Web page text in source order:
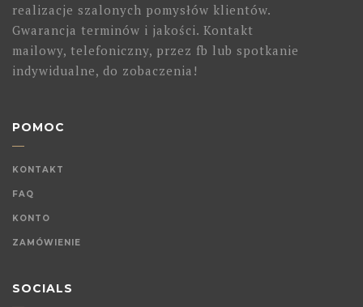
realizacje szalonych pomysłów klientów.
Gwarancja terminów i jakości. Kontakt
mailowy, telefoniczny, przez fb lub spotkanie
indywidualne, do zobaczenia!
POMOC
KONTAKT
FAQ
KONTO
ZAMÓWIENIE
SOCIALS